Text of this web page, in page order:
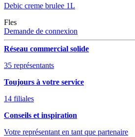
Debic creme brulee 1L
Fles
Demande de connexion
Réseau commercial solide
35 représentants
Toujours à votre service
14 filiales
Conseils et inspiration
Votre représentant en tant que partenaire